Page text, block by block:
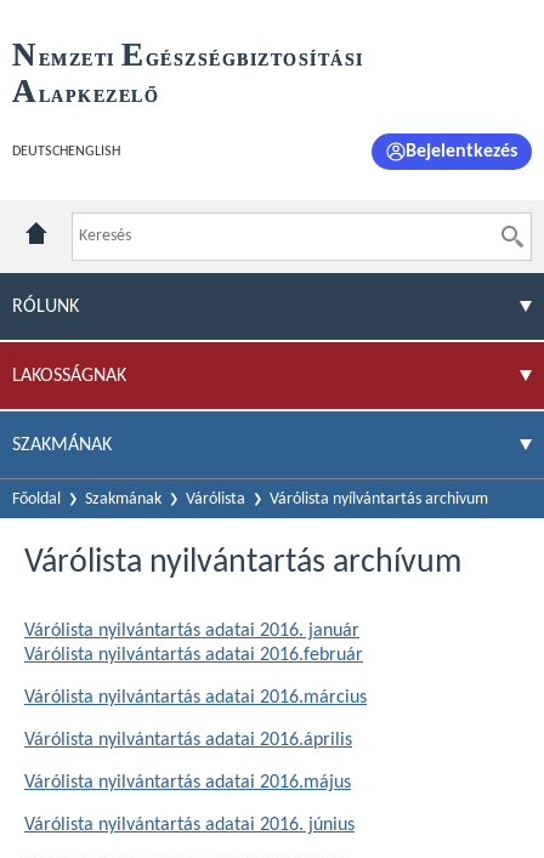
NEMZETI E GÉSZSÉGBIZTOSÍTÁSI
ALAPKEZELŐ
DEUTSCH ENGLISH Bejelentkezés
RÓLUNK
LAKOSSÁGNAK
SZAKMÁNAK
Főoldal Szakmának Várólista Várólista nyílvántartás archivum
Várólista nyilvántartás archívum
Várólista nyilvántartás adatai 2016. január
Várólista nyilvántartás adatai 2016.február
Várólista nyilvántartás adatai 2016.március
Várólista nyilvántartás adatai 2016.április
Várólista nyilvántartás adatai 2016.május
Várólista nyilvántartás adatai 2016. június